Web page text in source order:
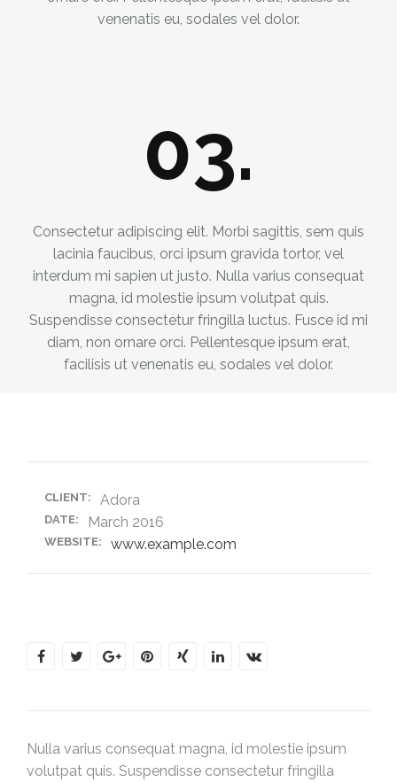
venenatis eu, sodales vel dolor.
03.
Consectetur adipiscing elit. Morbi sagittis, sem quis
lacinia faucibus, orci ipsum gravida tortor, vel
interdum mi sapien ut justo. Nulla varius consequat
magna, id molestie ipsum volutpat quis.
Suspendisse consectetur fringilla luctus. Fusce id mi
diam, non ornare orci. Pellentesque ipsum erat,
facilisis ut venenatis eu, sodales vel dolor.
CLIENT: Adora
DATE: March 2016
WEBSITE: www.example.com
Nulla varius consequat magna, id molestie ipsum
volutpat quis. Suspendisse consectetur fringilla